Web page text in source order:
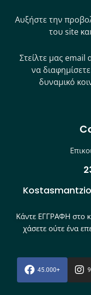
Αυξήστε την
του site
Στείλτε μας email
να
δυναμικό
Κάντε ΕΓΓΡΑΦΗ στο
χάσετε ούτε ένα
45.000+